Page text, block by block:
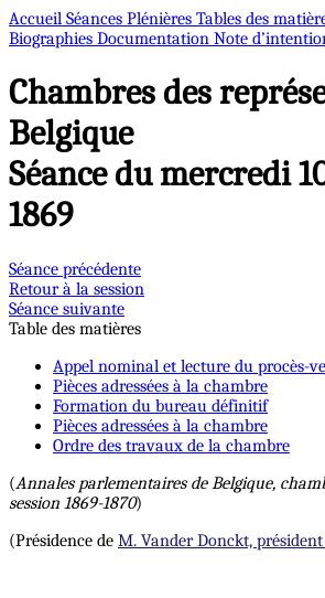
Accueil Séances Plénières Tables des
Biographies Documentation Note
Chambres des
Belgique
Séance du mercredi
1869
Séance précédente
Retour à la session
Séance suivante
Table des matières
Appel nominal et lecture du procès-
Pièces adressées à la chambre
Formation du bureau définitif
Pièces adressées à la chambre
Ordre des travaux de la chambre
(Annales parlementaires de Belgique,
session 1869-1870)
(Présidence de M. Vander Donckt, président